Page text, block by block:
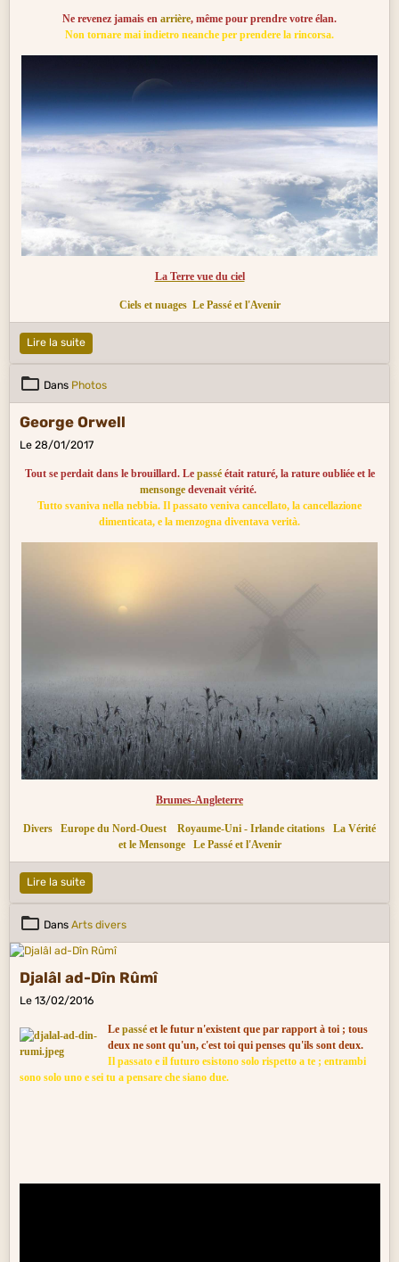
Ne revenez jamais en arrière, même pour prendre votre élan.
Non tornare mai indietro neanche per prendere la rincorsa.
La Terre vue du ciel
Ciels et nuages Le Passé et l'Avenir
Lire la suite
Dans Photos
George Orwell
Le 28/01/2017
Tout se perdait dans le brouillard. Le passéétait raturé, la rature oubliée et le
mensonge devenait vérité.
Tutto svaniva nella nebbia. Il passato veniva cancellato, la cancellazione
dimenticata, e la menzogna diventava verità.
Brumes-Angleterre
Divers Europe du Nord-Ouest Royaume-Uni - Irlande citations
La Vérité
et le Mensonge
Le Passé et l'Avenir
Lire la suite
Dans Arts divers
Djalâl ad-Dîn Rûmî
Le 13/02/2016
Le passéet le futur n'existent que par rapport à toi ; tous
deux ne sont qu'un, c'est toi qui penses qu'ils sont deux.
Il passato e il futuro esistono solo rispetto a te ; entrambi
sono solo uno e sei tu a pensare che siano due.